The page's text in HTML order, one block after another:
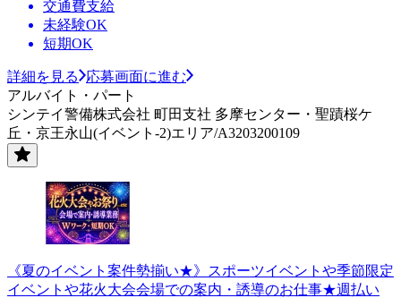
交通費支給
未経験OK
短期OK
詳細を見る
応募画面に進む
アルバイト・パート
シンテイ警備株式会社 町田支社 多摩センター・聖蹟桜ケ
丘・京王永山(イベント-2)エリア/A3203200109
《夏のイベント案件勢揃い★》スポーツイベントや季節限定
イベントや花火大会会場での案内・誘導のお仕事★週払い